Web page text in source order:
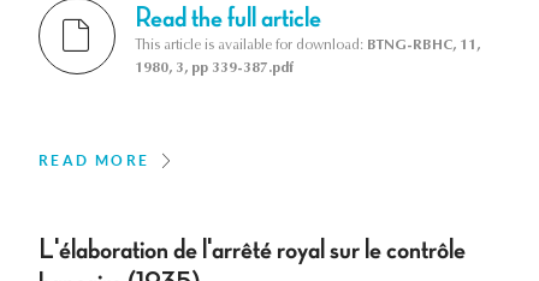
Read the full article
This article is available for download: BTNG-RBHC, 11,
1980, 3, pp 339-387.pdf
READ MORE
L'élaboration de l'arrêté royal sur le contrôle